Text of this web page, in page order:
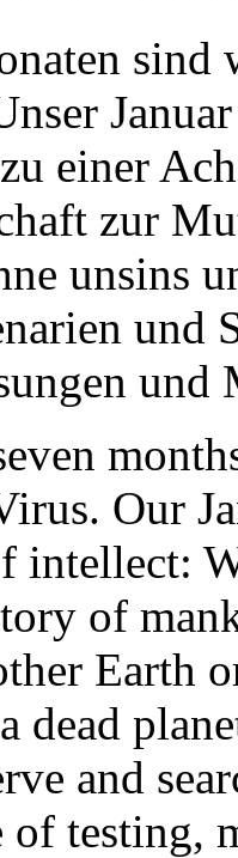
einer
zur
unsins
und
und
Our
intellect:
of
Earth
dead
and
testing,